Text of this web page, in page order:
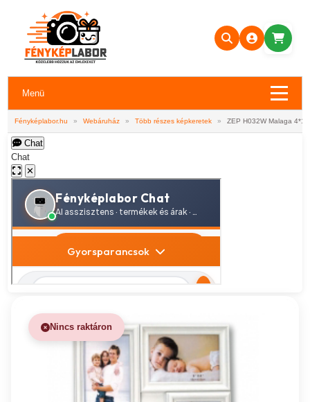
Menü
Fényképlabor.hu » Webáruház » Több részes képkeretek » ZEP H032W Malaga
Chat
Chat
✕
Nincs raktáron